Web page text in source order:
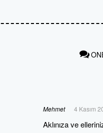
Mehmet 4 Kasım
Aklınıza ve